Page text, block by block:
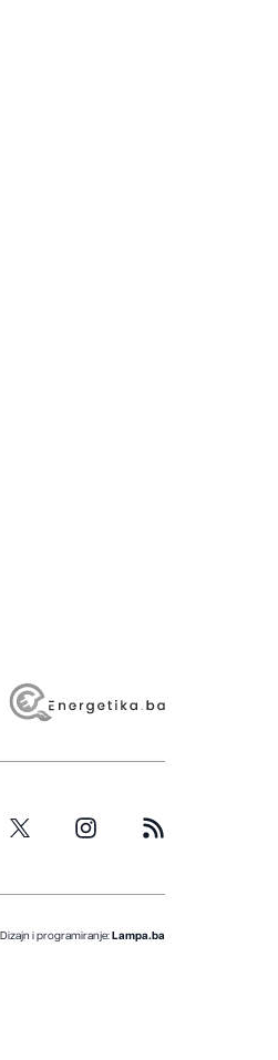
Dizajn i programiranje: Lampa.ba